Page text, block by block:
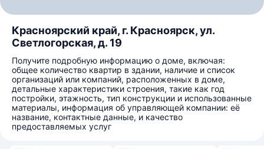
Красноярский край, г. Красноярск, ул.
Светлогорская, д. 19
Получите подробную информацию о доме, включая:
общее количество квартир в здании, наличие и список
организаций или компаний, расположенных в доме,
детальные характеристики строения, такие как год
постройки, этажность, тип конструкции и использованные
материалы, информация об управляющей компании: её
название, контактные данные, и качество
предоставляемых услуг